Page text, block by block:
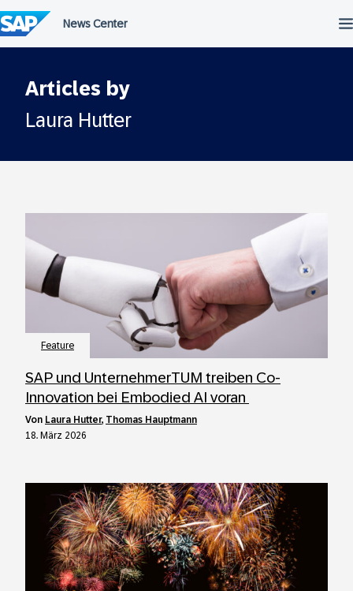
Articles by
Laura Hutter
Feature
SAP und UnternehmerTUM treiben Co-
Innovation bei Embodied AI voran
von Laura Hutter, Thomas Hauptmann
18. März 2026